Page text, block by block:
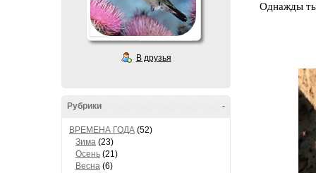
В друзья
-
Рубрики
ВРЕМЕНА ГОДА (52)
Зима (23)
Осень (21)
Весна (6)
Oднaжды